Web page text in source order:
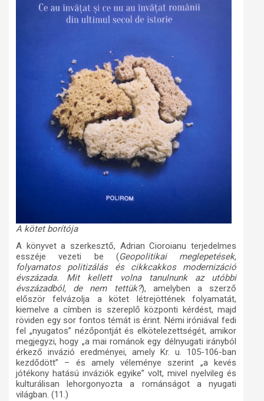
A kötet borítója
A könyvet a szerkesztő, Adrian Cioroianu terjedelmes
esszéje vezeti be (Geopolitikai meglepetések,
folyamatos politizálás és cikkcakkos modernizáció
évszázada. Mit kellett volna tanulnunk az utóbbi
évszázadból, de nem tettük?), amelyben a szerző
először felvázolja a kötet létrejöttének folyamatát,
kiemelve a címben is szereplő központi kérdést, majd
röviden egy sor fontos témát is érint. Némi iróniával fedi
fel „nyugatos” nézőpontját és elkötelezettségét, amikor
megjegyzi, hogy „a mai románok egy délnyugati irányból
érkező invázió eredményei, amely Kr. u. 105-106-ban
kezdődött” – és amely véleménye szerint „a kevés
jótékony hatású inváziók egyike” volt, mivel nyelvileg és
kulturálisan lehorgonyozta a románságot a nyugati
világban. (11.)